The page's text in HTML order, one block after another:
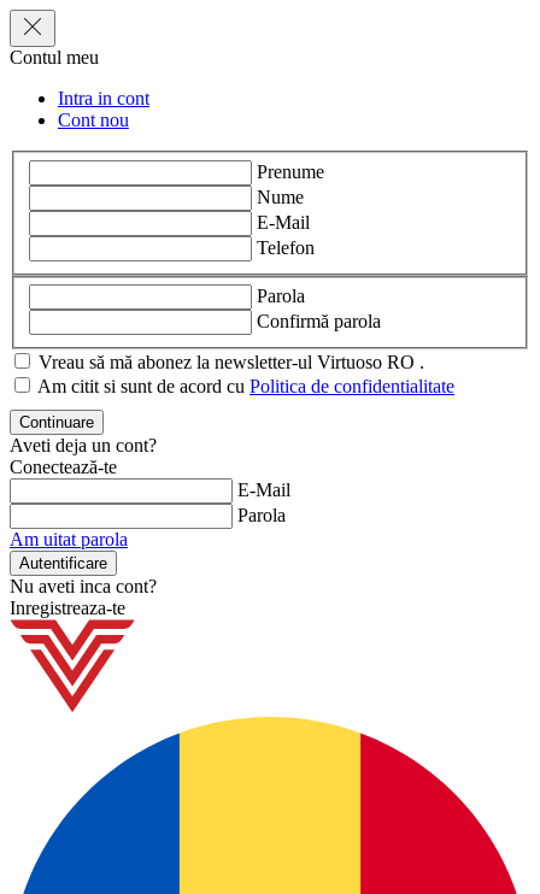
Contul meu
Intra in cont
Cont nou
Prenume
Nume
E-Mail
Telefon
Parola
Confirmă parola
Vreau să mă abonez la newsletter-ul Virtuoso RO .
Am citit si sunt de acord cu Politica de confidentialitate
Aveti deja un cont?
Conectează-te
E-Mail
Parola
Am uitat parola
Nu aveti inca cont?
Inregistreaza-te